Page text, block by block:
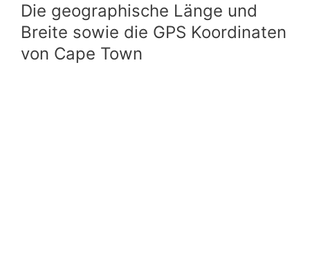
Die geographische Länge und
Breite sowie die GPS Koordinaten
von Cape Town